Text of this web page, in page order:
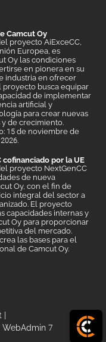
Camcut Oy
proyecto AiExceCC,
Europea, es
Oy las condiciones
en pionera en su
industria en ofrecer
proyecto busca equipar
de implementar
artificial y
para crear nuevas
de crecimiento.
15 de noviembre de
cofinanciado por la UE
proyecto NextGenCC
de nueva
Oy, con el fin de
integral del sector a
El proyecto
capacidades internas y
Oy para proporcionar
del mercado.
las bases para el
de Camcut Oy.
7